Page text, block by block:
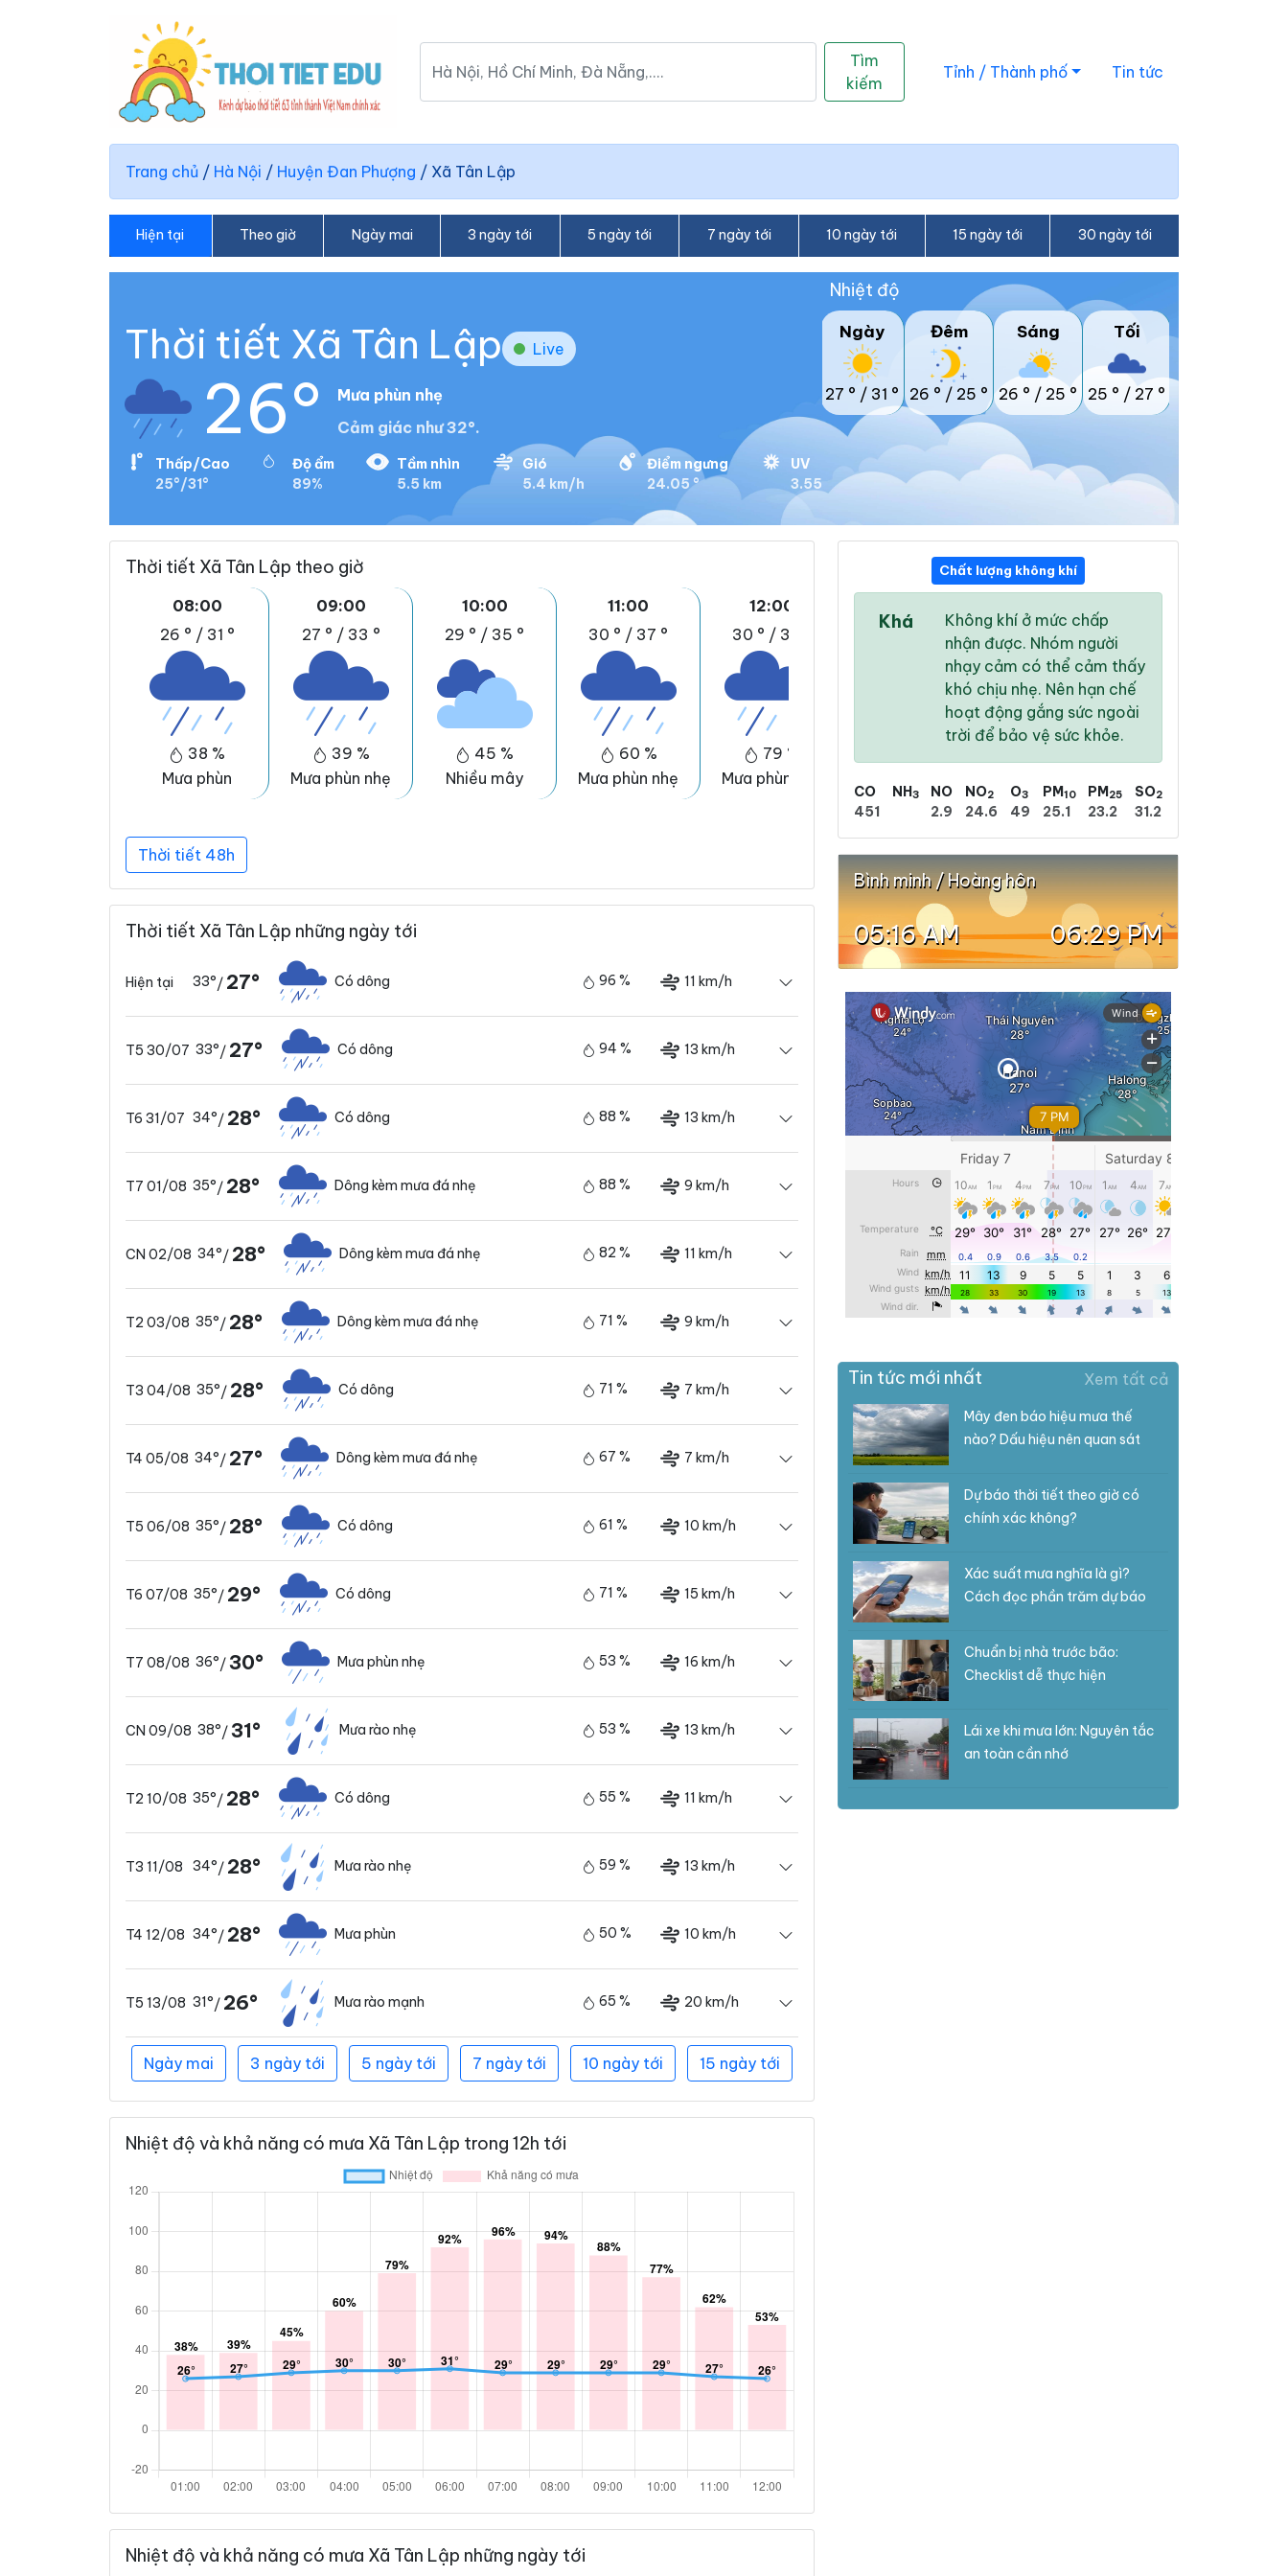
Tìm
kiếm
Tỉnh / Thành phố Tin tức
Trang chủ / Hà Nội / Huyện Đan Phượng / Xã Tân Lập
Hiện tại Theo giờ Ngày mai 3 ngày tới 5 ngày tới 7 ngày tới 10 ngày tới 15 ngày tới 30 ngày tới
Thời tiết Xã Tân Lập Live
26°
Mưa phùn nhẹ
Cảm giác như 32°.
Thấp/Cao
25°/31°
Độ ẩm
89%
Tầm nhìn
5.5 km
Gió
5.4 km/h
Điểm ngưng
24.05 °
UV
3.55
Nhiệt độ
Ngày
27 ° / 31 °
Đêm
26 ° / 25 °
Sáng
26 ° / 25 °
Tối
25 ° / 27 °
Thời tiết Xã Tân Lập theo giờ
08:00
26 ° / 31 °
38 %
Mưa phùn
09:00
27 ° / 33 °
39 %
Mưa phùn nhẹ
10:00
29 ° / 35 °
45 %
Nhiều mây
11:00
30 ° / 37 °
60 %
Mưa phùn nhẹ
12:00
30 ° / 37 °
79 %
Mưa phùn nhẹ
31 °/
29 ° /
Thời tiết 48h
Thời tiết Xã Tân Lập những ngày tới
Hiện tại 33°/ 27° Có dông 96 % 11 km/h
T5 30/07 33°/ 27° Có dông 94 % 13 km/h
T6 31/07 34°/ 28° Có dông 88 % 13 km/h
T7 01/08 35°/ 28° Dông kèm mưa đá nhẹ 88 % 9 km/h
CN 02/08 34°/ 28° Dông kèm mưa đá nhẹ 82 % 11 km/h
T2 03/08 35°/ 28° Dông kèm mưa đá nhẹ 71 % 9 km/h
T3 04/08 35°/ 28° Có dông 71 % 7 km/h
T4 05/08 34°/ 27° Dông kèm mưa đá nhẹ 67 % 7 km/h
T5 06/08 35°/ 28° Có dông 61 % 10 km/h
T6 07/08 35°/ 29° Có dông 71 % 15 km/h
T7 08/08 36°/30° Mưa phùn nhẹ 53 % 16 km/h
CN 09/08 38°/31° Mưa rào nhẹ 53 % 13 km/h
T2 10/08 35°/ 28° Có dông 55 % 11 km/h
T3 11/08 34°/ 28° Mưa rào nhẹ 59 % 13 km/h
T4 12/08 34°/ 28° Mưa phùn 50 % 10 km/h
T5 13/08 31°/ 26° Mưa rào mạnh 65 % 20 km/h
Ngày mai 3 ngày tới 5 ngày tới 7 ngày tới 10 ngày tới 15 ngày tới
Nhiệt độ và khả năng có mưa Xã Tân Lập trong 12h tới
Nhiệt độ và khả năng có mưa Xã Tân Lập những ngày tới
Chất lượng không khí
Khá
Không khí ở mức chấp
nhận được. Nhóm người
nhạy cảm có thể cảm thấy
khó chịu nhẹ. Nên hạn chế
hoạt động gắng sức ngoài
trời để bảo vệ sức khỏe.
CO
451
NH3
NO
2.9
NO2
24.6
O3
49
PM10
25.1
PM25
23.2
SO2
31.2
Bình minh / Hoàng hôn
05:16 AM 06:29 PM
Tin tức mới nhất Xem tất cả
Mây đen báo hiệu mưa thế
nào? Dấu hiệu nên quan sát
Dự báo thời tiết theo giờ có
chính xác không?
Xác suất mưa nghĩa là gì?
Cách đọc phần trăm dự báo
Chuẩn bị nhà trước bão:
Checklist dễ thực hiện
Lái xe khi mưa lớn: Nguyên tắc
an toàn cần nhớ